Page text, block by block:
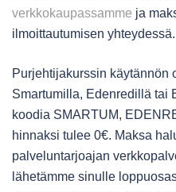
verkkokaupassamme ja
ilmoittautumisen yhteydessä.
Purjehtijakurssin käytännön
Smartumilla, Edenredillä tai
koodia SMARTUM,
hinnaksi tulee 0€. Maksa
palveluntarjoajan
lähetämme sinulle